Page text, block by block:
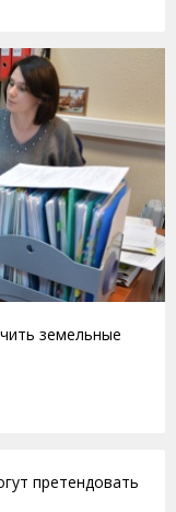
земельные
претендовать